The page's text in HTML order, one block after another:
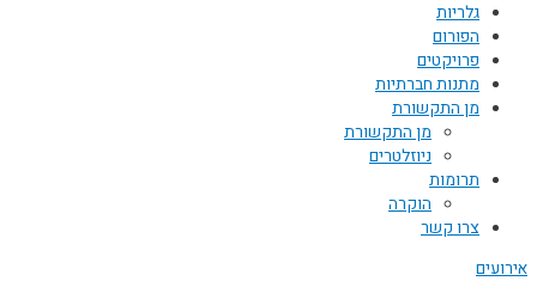
גלריות
הפורום
פרויקטים
מתנות חברתיות
מן התקשורת
מן התקשורת
ניוזלטרים
תרומות
הוקרה
צרו קשר
אירועים